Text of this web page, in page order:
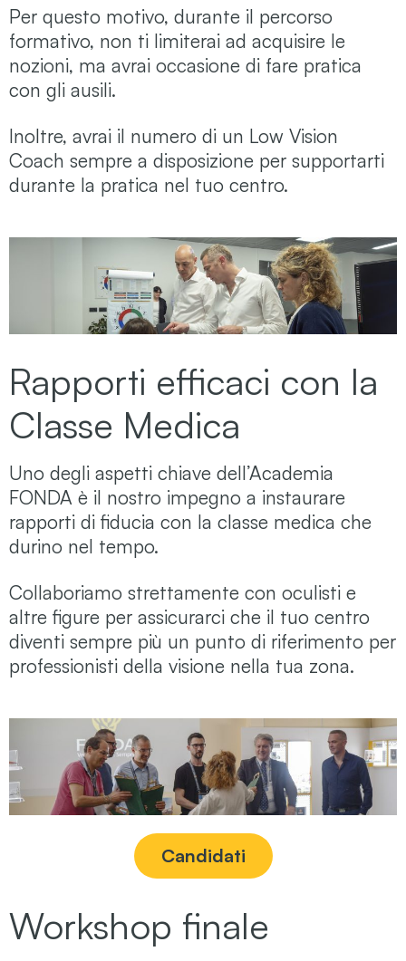
Per questo motivo, durante il percorso
formativo, non ti limiterai ad acquisire le
nozioni, ma avrai occasione di fare pratica
con gli ausili.
Inoltre, avrai il numero di un Low Vision
Coach sempre a disposizione per supportarti
durante la pratica nel tuo centro.
Rapporti efficaci con la
Classe Medica
Uno degli aspetti chiave dell’Academia
FONDA è il nostro impegno a instaurare
rapporti di fiducia con la classe medica che
durino nel tempo.
Collaboriamo strettamente con oculisti e
altre figure per assicurarci che il tuo centro
diventi sempre più un punto di riferimento per
professionisti della visione nella tua zona.
Candidati
Workshop finale